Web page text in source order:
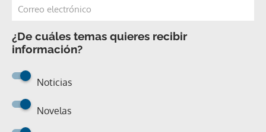
¿De cuáles temas quieres recibir
información?
Noticias
Novelas